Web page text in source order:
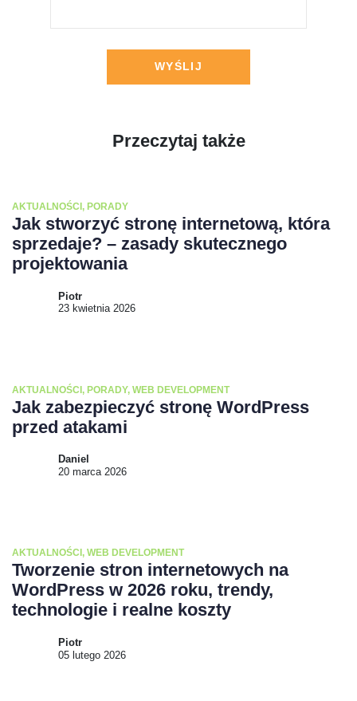
Przeczytaj także
AKTUALNOŚCI, PORADY
Jak stworzyć stronę internetową, która
sprzedaje? – zasady skutecznego
projektowania
Piotr
23 kwietnia 2026
AKTUALNOŚCI, PORADY, WEB DEVELOPMENT
Jak zabezpieczyć stronę WordPress
przed atakami
Daniel
20 marca 2026
AKTUALNOŚCI , WEB DEVELOPMENT
Tworzenie stron internetowych na
WordPress w 2026 roku, trendy,
technologie i realne koszty
Piotr
05 lutego 2026